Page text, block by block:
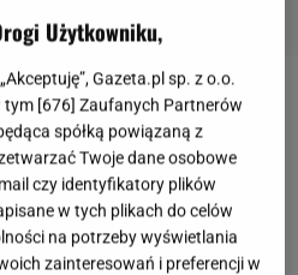
odpowiada na potrzeby
żywieniowych. Kolejna
stricte z branżą fast
i planuje wprowadzić do
Użytkowniku,
Gazeta.pl sp. z o.o.
tym [676] Zaufanych Partnerów
spółką powiązaną z
Twoje dane osobowe
czy identyfikatory plików
w tych plikach do celów
na potrzeby wyświetlania
zainteresowań i preferencji w